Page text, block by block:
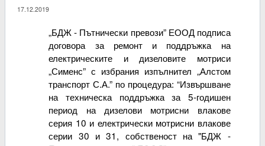
17.12.2019
„БДЖ - Пътнически превози” ЕООД подписа
договора за ремонт и поддръжка на
електрическите и дизеловите мотриси
„Сименс” с избрания изпълнител „Алстом
транспорт С.А.” по процедура: “Извършване
на техническа поддръжка за 5-годишен
период на дизелови мотрисни влакове
серия 10 и електрически мотрисни влакове
серии 30 и 31, собственост на "БДЖ -